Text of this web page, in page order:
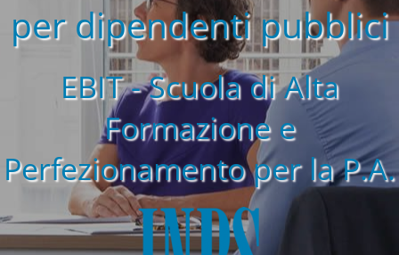
per dipendenti pubblici
EBIT - Scuola di Alta
Formazione e
Perfezionamento per la P.A.